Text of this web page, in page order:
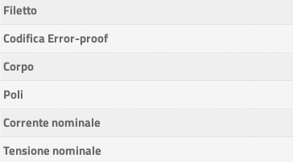
Filetto
Codifica Error-proof
Corpo
Poli
Corrente nominale
Tensione nominale